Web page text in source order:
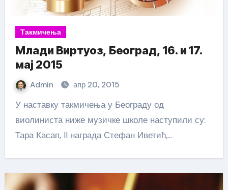
Такмичења
Млади Виртуоз, Београд, 16. и 17.
мај 2015
Admin апр 20, 2015
У наставку такмичења у Београду од
виолиниста ниже музичке школе наступили су:
Тара Касап, II награда Стефан Иветић,…